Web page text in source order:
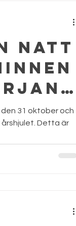
natt
den 31 oktober och
Detta är